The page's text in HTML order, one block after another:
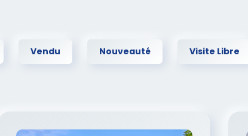
Vendu Nouveauté Visite Libre